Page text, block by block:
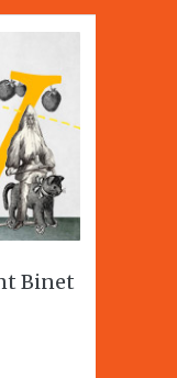
Binet